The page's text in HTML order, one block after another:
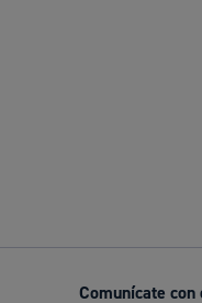
Comunícate